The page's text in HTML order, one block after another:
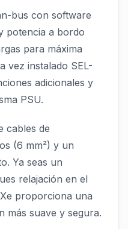
bus con software
potencia a bordo
para máxima
vez instalado SEL-
adicionales y
PSU.
cables de
(6 mm²) y un
Ya seas un
relajación en el
proporciona una
más suave y segura.